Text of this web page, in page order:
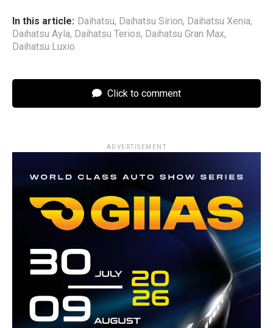
In this article: Daihatsu, Daihatsu Sirion, Daihatsu Xenia,
Daihatsu Ayla, Daihatsu Terios, Daihatsu Gran Max,
Daihatsu Luxio
Click to comment
ADVERTISEMENT